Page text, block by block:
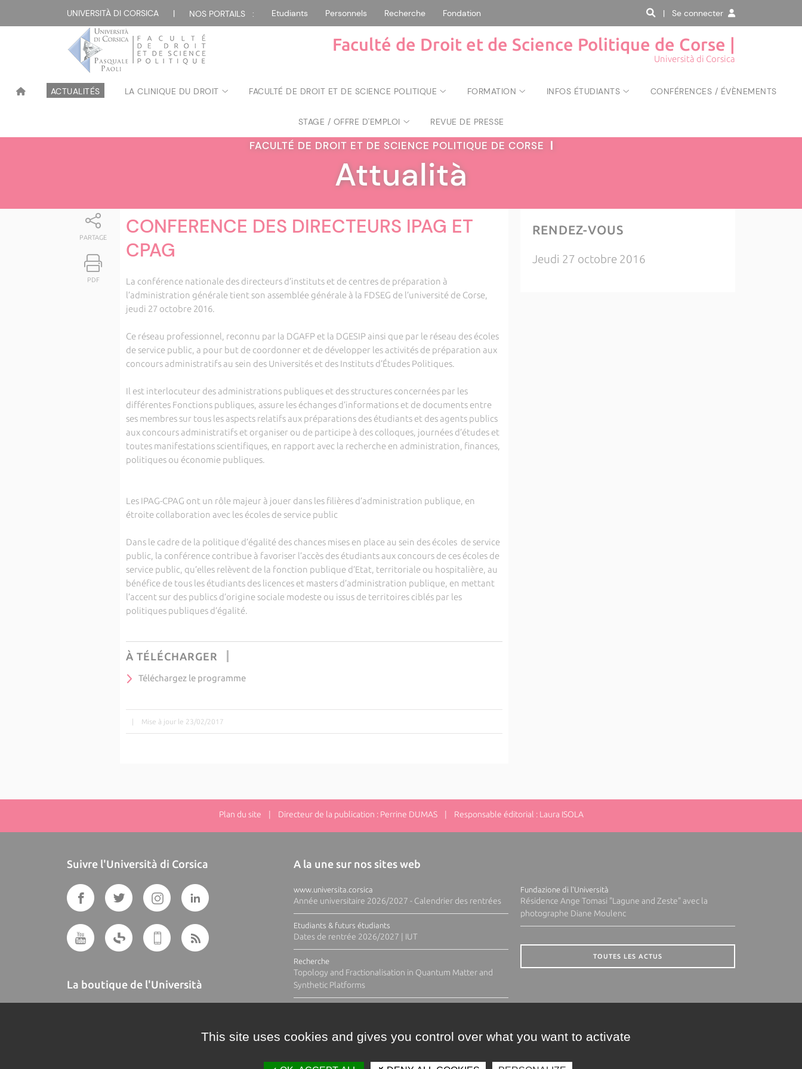
UNIVERSITÀ DI CORSICA | NOS PORTAILS : Etudiants Personnels Recherche Fondation | Se connecter
Faculté de Droit et de Science Politique de Corse |
Università di Corsica
ACTUALITÉS LA CLINIQUE DU DROIT FACULTÉ DE DROIT ET DE SCIENCE POLITIQUE FORMATION INFOS ÉTUDIANTS CONFÉRENCES / ÉVÈNEMENTS
STAGE / OFFRE D'EMPLOI REVUE DE PRESSE
FACULTÉ DE DROIT ET DE SCIENCE POLITIQUE DE CORSE |
Attualità
PARTAGE
PDF
CONFERENCE DES DIRECTEURS IPAG ET
CPAG
La conférence nationale des directeurs d’instituts et de centres de préparation à
l’administration générale tient son assemblée générale à la FDSEG de l’université de Corse,
jeudi 27 octobre 2016.
Ce réseau professionnel, reconnu par la DGAFP et la DGESIP ainsi que par le réseau des écoles
de service public, a pour but de coordonner et de développer les activités de préparation aux
concours administratifs au sein des Universités et des Instituts d’Études Politiques.
Il est interlocuteur des administrations publiques et des structures concernées par les
différentes Fonctions publiques, assure les échanges d’informations et de documents entre
ses membres sur tous les aspects relatifs aux préparations des étudiants et des agents publics
aux concours administratifs et organiser ou de participe à des colloques, journées d’études et
toutes manifestations scientifiques, en rapport avec la recherche en administration, finances,
politiques ou économie publiques.
Les IPAG-CPAG ont un rôle majeur à jouer dans les filières d’administration publique, en
étroite collaboration avec les écoles de service public
Dans le cadre de la politique d’égalité des chances mises en place au sein des écoles de service
public, la conférence contribue à favoriser l’accès des étudiants aux concours de ces écoles de
service public, qu’elles relèvent de la fonction publique d’Etat, territoriale ou hospitalière, au
bénéfice de tous les étudiants des licences et masters d’administration publique, en mettant
l’accent sur des publics d’origine sociale modeste ou issus de territoires ciblés par les
politiques publiques d’égalité.
À TÉLÉCHARGER
Téléchargez le programme
| Mise à jour le 23/02/2017
RENDEZ-VOUS
Jeudi 27 octobre 2016
Plan du site | Directeur de la publication : Perrine DUMAS | Responsable éditorial : Laura ISOLA
Suivre l'Università di Corsica
La boutique de l'Università
A la une sur nos sites web
www.universita.corsica
Année universitaire 2026/2027 - Calendrier des rentrées
Etudiants & futurs étudiants
Dates de rentrée 2026/2027 | IUT
Recherche
Topology and Fractionalisation in Quantum Matter and
Synthetic Platforms
Fundazione di l'Università
Résidence Ange Tomasi "Lagune and Zeste" avec la
photographe Diane Moulenc
TOUTES LES ACTUS
This site uses cookies and gives you control over what you want to activate